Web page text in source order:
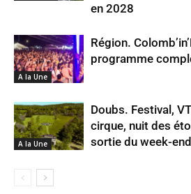
en 2028
A la Une
Région.
programme
A la Une
Doubs. Festival,
cirque, nuit des
sortie du week-end